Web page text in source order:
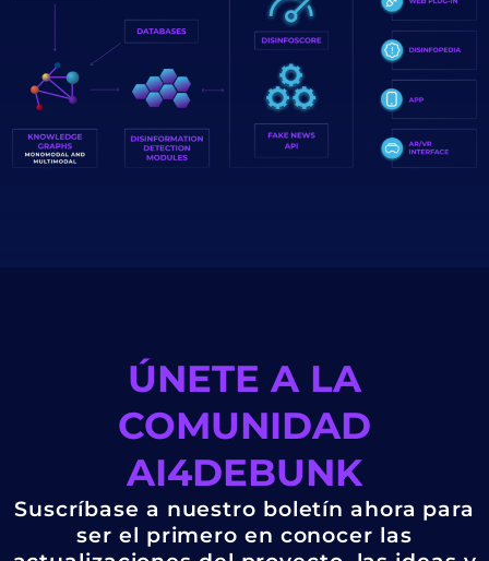
ÚNETE A LA
COMUNIDAD
AI4DEBUNK
Suscríbase a nuestro boletín ahora para
ser el primero en conocer las